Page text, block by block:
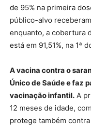
de 95% na primeira
público-alvo
enquanto, a cobertura
está em 91,51%, na 1ª
A vacina contra o
Único de Saúde e faz
vacinação infantil. A
12 meses de idade,
protege também